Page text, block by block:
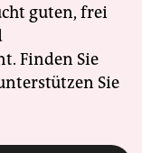
guten, frei
Finden Sie
Sie